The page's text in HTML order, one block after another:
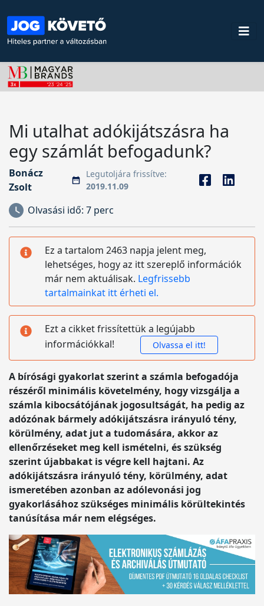
Mi utalhat adókijátszásra ha
egy számlát befogadunk?
Bonácz
Zsolt
Legutoljára frissítve:
2019.11.09
Olvasási idő: 7 perc
Ez a tartalom 2463 napja jelent meg,
lehetséges, hogy az itt szereplő információk
már nem aktuálisak. Legfrissebb
tartalmainkat itt érheti el.
Ezt a cikket frissítettük a legújabb
információkkal!
Olvassa el itt!
A bírósági gyakorlat szerint a számla befogadója
részéről minimális követelmény, hogy vizsgálja a
számla kibocsátójának jogosultságát, ha pedig az
adózónak bármely adókijátszásra irányuló tény,
körülmény, adat jut a tudomására, akkor az
ellenőrzéseket meg kell ismételni, és szükség
szerint újabbakat is végre kell hajtani. Az
adókijátszásra irányuló tény, körülmény, adat
ismeretében azonban az adólevonási jog
gyakorlásához szükséges minimális körültekintés
tanúsítása már nem elégséges.